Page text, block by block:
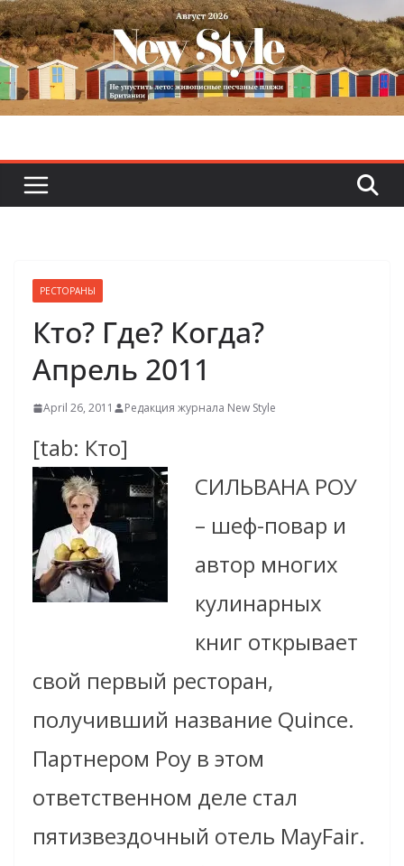
Skip
to
content
РЕСТОРАНЫ
Ктo? Где? Когда?
Апрель 2011
April 26, 2011 Редакция журнала New Style
[tab: Кто]
СИЛЬВАНА РОУ
– шеф-повар и
автор многих
кулинарных
книг открывает
свой первый ресторан,
получивший название Quince.
Партнером Роу в этом
ответственном деле стал
пятизвездочный отель MayFair.